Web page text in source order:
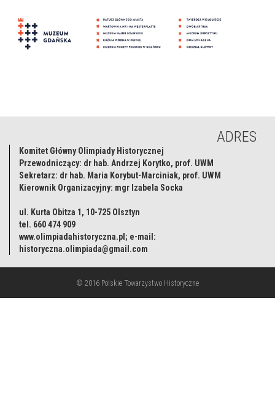
ADRES
Komitet Główny Olimpiady Historycznej
Przewodniczący: dr hab. Andrzej Korytko, prof. UWM
Sekretarz: dr hab. Maria Korybut-Marciniak, prof. UWM
Kierownik Organizacyjny: mgr Izabela Socka
ul. Kurta Obitza 1, 10-725 Olsztyn
tel. 660 474 909
www.olimpiadahistoryczna.pl; e-mail:
historyczna.olimpiada@gmail.com
© 2016 Polskie Towarzystwo Historyczne